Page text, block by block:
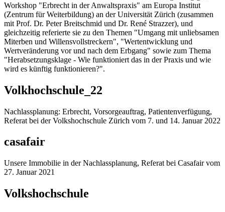
Workshop "Erbrecht in der Anwaltspraxis" am Europa Institut
(Zentrum für Weiterbildung) an der Universität Zürich (zusammen
mit Prof. Dr. Peter Breitschmid und Dr. René Strazzer), und
gleichzeitig referierte sie zu den Themen "Umgang mit unliebsamen
Miterben und Willensvollstreckern", "Wertentwicklung und
Wertveränderung vor und nach dem Erbgang" sowie zum Thema
"Herabsetzungsklage - Wie funktioniert das in der Praxis und wie
wird es künftig funktionieren?".
Volkhochschule_22
Nachlassplanung: Erbrecht, Vorsorgeauftrag, Patientenverfügung,
Referat bei der Volkshochschule Zürich vom 7. und 14. Januar 2022
casafair
Unsere Immobilie in der Nachlassplanung, Referat bei Casafair vom
27. Januar 2021
Volkshochschule